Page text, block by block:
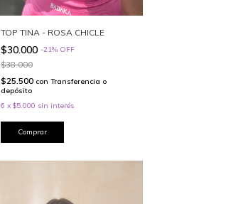
TOP TINA - ROSA CHICLE
$30.000 -21% OFF
$38.000
$25.500 con Transferencia o
depósito
6 x $5.000 sin interés
Comprar